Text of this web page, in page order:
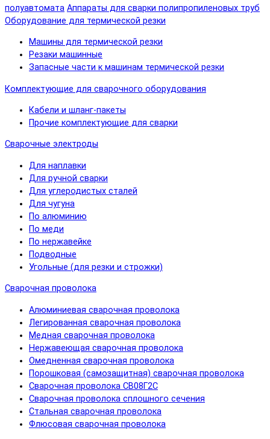
полуавтомата Аппараты для сварки полипропиленовых труб
Оборудование для термической резки
Машины для термической резки
Резаки машинные
Запасные части к машинам термической резки
Комплектующие для сварочного оборудования
Кабели и шланг-пакеты
Прочие комплектующие для сварки
Сварочные электроды
Для наплавки
Для ручной сварки
Для углеродистых сталей
Для чугуна
По алюминию
По меди
По нержавейке
Подводные
Угольные (для резки и строжки)
Сварочная проволока
Алюминиевая сварочная проволока
Легированная сварочная проволока
Медная сварочная проволока
Нержавеющая сварочная проволока
Омедненная сварочная проволока
Порошковая (самозащитная) сварочная проволока
Сварочная проволока СВ08Г2С
Сварочная проволока сплошного сечения
Стальная сварочная проволока
Флюсовая сварочная проволока